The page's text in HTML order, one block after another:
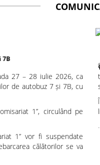
27 – 28 iulie 2026, ca
de autobuz 7 și 7B, cu
1”, circulând pe
1” vor fi suspendate
călătorilor se va
Modificare